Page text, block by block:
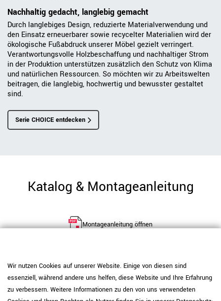
Nachhaltig gedacht, langlebig gemacht
Durch langlebiges Design, reduzierte Materialverwendung und
den Einsatz erneuerbarer sowie recycelter Materialien wird der
ökologische Fußabdruck unserer Möbel gezielt verringert.
Verantwortungsvolle Holzbeschaffung und nachhaltiger Strom
in der Produktion unterstützen zusätzlich den Schutz von Klima
und natürlichen Ressourcen. So möchten wir zu Arbeitswelten
beitragen, die langlebig, hochwertig und bewusster gestaltet
sind.
Serie CHOICE entdecken
Katalog & Montageanleitung
Montageanleitung öffnen
1600× 400×1465mm
Gewicht 107,72 kg
Wir nutzen Cookies auf unserer Website. Einige von diesen sind
essenziell, während andere uns helfen, diese Website und Ihre Erfahrung
zu verbessern. Weitere Informationen zu den von uns verwendeten